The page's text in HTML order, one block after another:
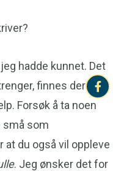
hadde kunnet. Det
finnes der inne
Forsøk å ta noen
små som
at du også vil oppleve
. Jeg ønsker det for